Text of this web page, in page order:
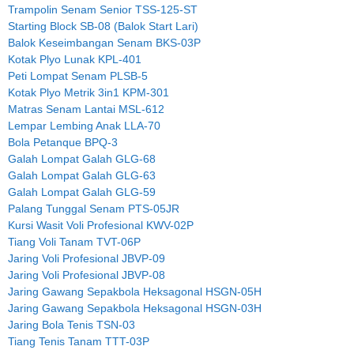
Trampolin Senam Senior TSS-125-ST
Starting Block SB-08 (Balok Start Lari)
Balok Keseimbangan Senam BKS-03P
Kotak Plyo Lunak KPL-401
Peti Lompat Senam PLSB-5
Kotak Plyo Metrik 3in1 KPM-301
Matras Senam Lantai MSL-612
Lempar Lembing Anak LLA-70
Bola Petanque BPQ-3
Galah Lompat Galah GLG-68
Galah Lompat Galah GLG-63
Galah Lompat Galah GLG-59
Palang Tunggal Senam PTS-05JR
Kursi Wasit Voli Profesional KWV-02P
Tiang Voli Tanam TVT-06P
Jaring Voli Profesional JBVP-09
Jaring Voli Profesional JBVP-08
Jaring Gawang Sepakbola Heksagonal HSGN-05H
Jaring Gawang Sepakbola Heksagonal HSGN-03H
Jaring Bola Tenis TSN-03
Tiang Tenis Tanam TTT-03P